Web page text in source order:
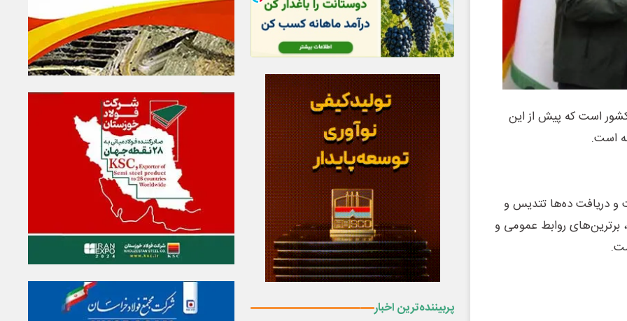
است که پیش از این
است.
دریافت ده‌ها تتدیس و
برترین‌های روابط عمومی و
پربیننده‌ترین اخبار